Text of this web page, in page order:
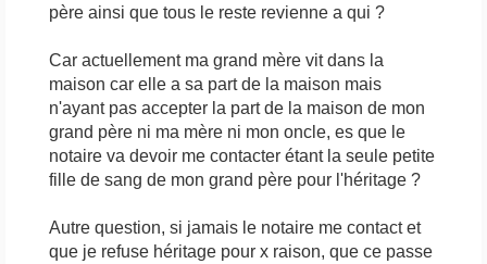
père ainsi que tous le reste revienne a qui ?
Car actuellement ma grand mère vit dans la
maison car elle a sa part de la maison mais
n'ayant pas accepter la part de la maison de mon
grand père ni ma mère ni mon oncle, es que le
notaire va devoir me contacter étant la seule petite
fille de sang de mon grand père pour l'héritage ?
Autre question, si jamais le notaire me contact et
que je refuse héritage pour x raison, que ce passe